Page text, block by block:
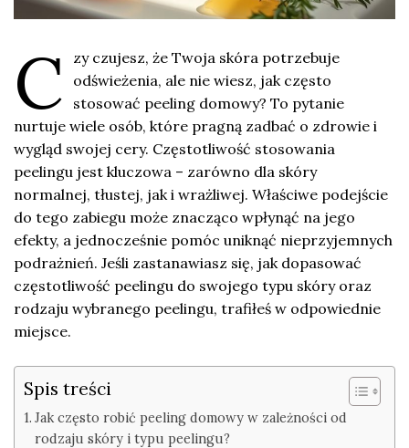
C
zy czujesz, że Twoja skóra potrzebuje
odświeżenia, ale nie wiesz, jak często
stosować peeling domowy? To pytanie
nurtuje wiele osób, które pragną zadbać o zdrowie i
wygląd swojej cery. Częstotliwość stosowania
peelingu jest kluczowa – zarówno dla skóry
normalnej, tłustej, jak i wrażliwej. Właściwe podejście
do tego zabiegu może znacząco wpłynąć na jego
efekty, a jednocześnie pomóc uniknąć nieprzyjemnych
podrażnień. Jeśli zastanawiasz się, jak dopasować
częstotliwość peelingu do swojego typu skóry oraz
rodzaju wybranego peelingu, trafiłeś w odpowiednie
miejsce.
Spis treści
Jak często robić peeling domowy w zależności od
rodzaju skóry i typu peelingu?